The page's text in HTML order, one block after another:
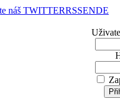
náš TWITTERRSSENDE